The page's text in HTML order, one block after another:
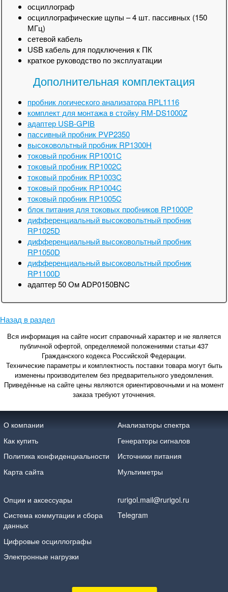
осциллограф
осциллографические щупы – 4 шт. пассивных (150
МГц)
сетевой кабель
USB кабель для подключения к ПК
краткое руководство по эксплуатации
Дополнительная комплектация
пробник логического анализатора RPL1116
комплект для монтажа в стойку RM-DS1000Z
адаптер USB-GPIB
пассивный пробник PVP2350
высоковольтный пробник RP1300H
токовый пробник RP1001C
токовый пробник RP1002C
токовый пробник RP1003C
токовый пробник RP1004C
токовый пробник RP1005C
блок питания для токовых пробников RP1000P
дифференциальный высоковольтный пробник
RP1025D
дифференциальный высоковольтный пробник
RP1050D
дифференциальный высоковольтный пробник
RP1100D
адаптер 50 Ом ADP0150BNC
Назад в раздел
Вся информация на сайте носит справочный характер и не является
публичной офертой, определяемой положениями статьи 437
Гражданского кодекса Российской Федерации.
Технические параметры и комплектность поставки товара могут быть
изменены производителем без предварительного уведомления.
Приведённые на сайте цены являются ориентировочными и на момент
заказа требуют уточнения.
О компании
Как купить
Политика конфиденциальности
Карта сайта
Анализаторы спектра
Генераторы сигналов
Источники питания
Мультиметры
Опции и аксессуары
Система коммутации и сбора
данных
Цифровые осциллографы
Электронные нагрузки
rurigol.mail@rurigol.ru
Telegram